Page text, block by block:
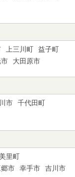
上三川町
益子町
市 大田原市
市
千代田町
里町
郷市 幸手市
吉川市